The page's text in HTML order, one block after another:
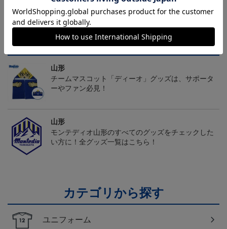
チュウ タオルマフラー
ニフォーム半袖（FP1st）
18,700円～23,760円
ベアー タオルマフラー
トピックス
山形
チームマスコット「ディーオ」グッズは、サポータ
ーやファン必見！
山形
モンテディオ山形のすべてのグッズをチェックした
い方に！全グッズ一覧はこちら！
カテゴリから探す
ユニフォーム